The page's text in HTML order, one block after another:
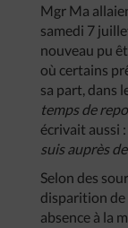
Mgr Ma
samedi 7
nouveau pu
où certains
sa part, dans
temps de
écrivait aussi :
suis auprès
Selon des
disparition
absence à la